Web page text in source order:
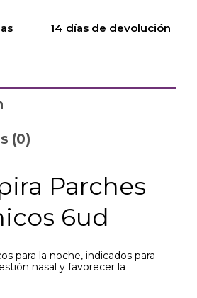
14 días de devolución
(0)
Parches
6ud
para la noche, indicados para
nasal y favorecer la